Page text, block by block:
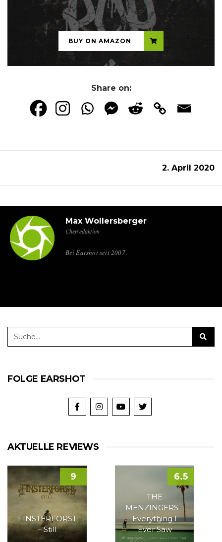
...
BUY ON AMAZON
Share on:
2. April 2020
Max Wollersberger
Chefredaktion
Bei Earshot seit 2007
FOLGE EARSHOT
AKTUELLE REVIEWS
FINSTERFORST
– Still
9
THE
MENZINGERS –
Everything I
Ever Saw
6.5